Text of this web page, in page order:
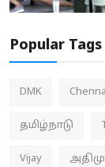
Popular Tags
DMK
தமிழ்நாடு
Vijay